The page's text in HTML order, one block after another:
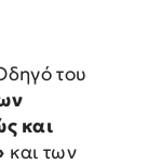
του
και
και των